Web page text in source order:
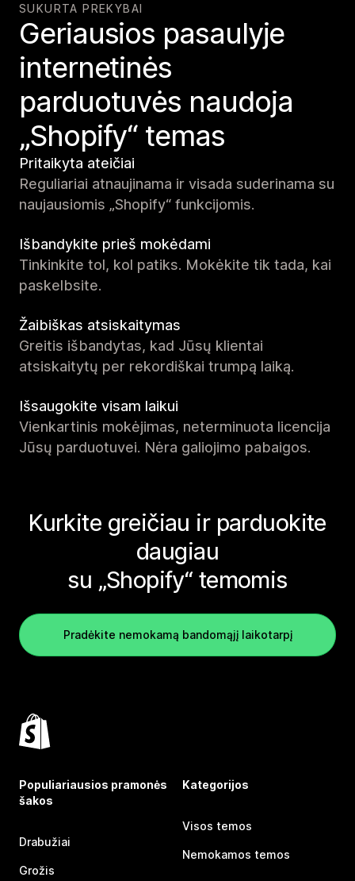
SUKURTA PREKYBAI
Geriausios pasaulyje
internetinės
parduotuvės naudoja
„Shopify“ temas
Pritaikyta ateičiai
Reguliariai atnaujinama ir visada suderinama su
naujausiomis „Shopify“ funkcijomis.
Išbandykite prieš mokėdami
Tinkinkite tol, kol patiks. Mokėkite tik tada, kai
paskelbsite.
Žaibiškas atsiskaitymas
Greitis išbandytas, kad Jūsų klientai
atsiskaitytų per rekordiškai trumpą laiką.
Išsaugokite visam laikui
Vienkartinis mokėjimas, neterminuota licencija
Jūsų parduotuvei. Nėra galiojimo pabaigos.
Kurkite greičiau ir parduokite
daugiau
su „Shopify“ temomis
Pradėkite nemokamą bandomąjį laikotarpį
Populiariausios pramonės
šakos
Drabužiai
Grožis
Kategorijos
Visos temos
Nemokamos temos